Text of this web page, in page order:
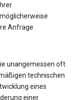
Anfrage
unangemessen oft
technischen
eines
einer